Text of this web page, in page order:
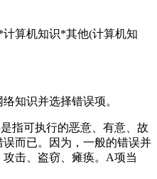
算机知识*其他(计算机知
知识并选择错误项。
可执行的恶意、有意、故
而已。因为，一般的错误并
击、盗窃、瘫痪。A项当